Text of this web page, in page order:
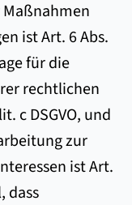
ist Art. 6 Abs.
für die
rechtlichen
c DSGVO, und
zur
ist Art.
dass